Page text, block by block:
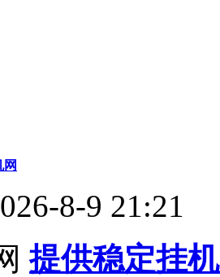
网
8-9 21:21
提供稳定挂